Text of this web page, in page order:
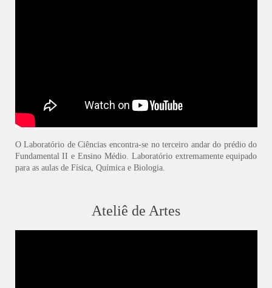
O Laboratório de Ciências encontra-se no terceiro andar do prédio do
Fundamental II e Ensino Médio. Laboratório extremamente equipado
para as aulas de Física, Química e Biologia.
Ateliê de Artes